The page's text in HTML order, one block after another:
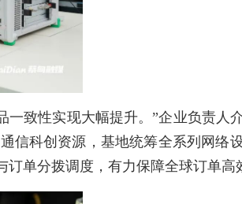
一致性实现大幅提升。”企业负责人
信科创资源，基地统筹全系列网络
单分拨调度，有力保障全球订单高